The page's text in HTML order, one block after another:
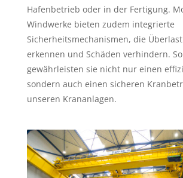
Hafenbetrieb oder in der Fertigung.
Windwerke bieten zudem integrierte
Sicherheitsmechanismen, die
erkennen und Schäden verhindern. So
gewährleisten sie nicht nur einen
sondern auch einen sicheren
unseren Krananlagen.